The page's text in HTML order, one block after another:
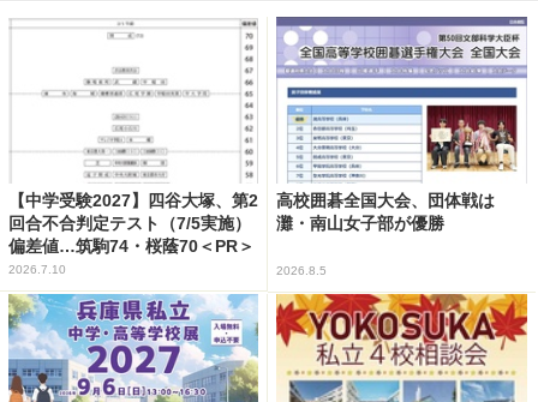
【中学受験2027】四谷大塚、第2
回合不合判定テスト（7/5実施）
偏差値…筑駒74・桜蔭70＜PR＞
2026.7.10
高校囲碁全国大会、団体戦は
灘・南山女子部が優勝
2026.8.5